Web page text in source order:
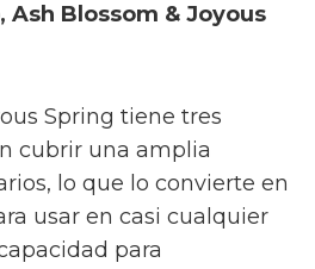
Blossom & Joyous
Spring tiene tres
cubrir una amplia
lo que lo convierte en
usar en casi cualquier
para